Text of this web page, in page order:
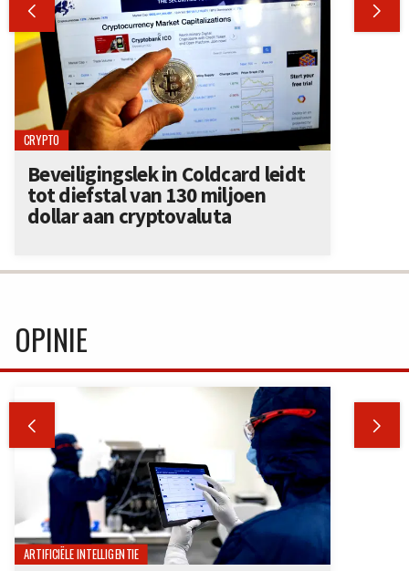
 
CRYPTO
Beveiligingslek in Coldcard leidt
tot diefstal van 130 miljoen
dollar aan cryptovaluta
OPINIE
 
ARTIFICIËLE INTELLIGENTIE